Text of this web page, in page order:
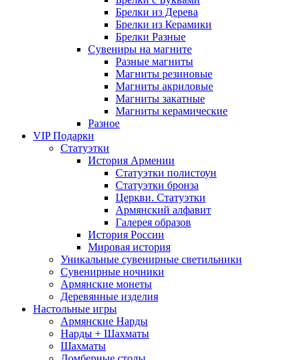
Брелки из Дерева
Брелки из Керамики
Брелки Разные
Сувениры на магните
Разные магниты
Магниты резиновые
Магниты акриловые
Магниты закатные
Магниты керамические
Разное
VIP Подарки
Статуэтки
История Армении
Статуэтки полистоун
Статуэтки бронза
Церкви. Статуэтки
Армянский алфавит
Галерея образов
История России
Мировая история
Уникальные сувенирные светильники
Сувенирные ночники
Армянские монеты
Деревянные изделия
Настольные игры
Армянские Нарды
Нарды + Шахматы
Шахматы